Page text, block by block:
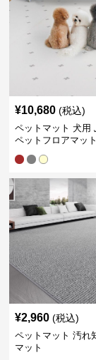
¥10,680 (税込)
ペットマット 犬用
ペットフロアマット
¥2,960 (税込)
ペットマット 汚れ
マット